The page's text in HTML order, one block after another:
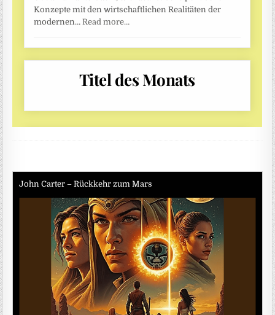
John Carter – Rückkehr zum Mars